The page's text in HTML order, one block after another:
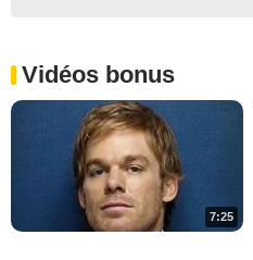
Vidéos bonus
7:25